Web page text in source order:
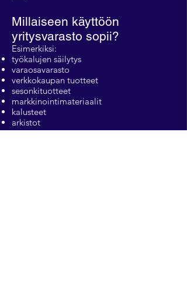
Millaiseen käyttöön
yritysvarasto sopii?
Esimerkiksi:
työkalujen säilytys
varaosavarasto
verkkokaupan tuotteet
sesonkituotteet
markkinointimateriaalit
kalusteet
arkistot